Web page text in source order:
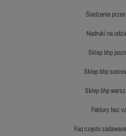
śledzenie
nadruki na
sklep bhp
sklep bhp
sklep bhp
faktury bez
faq często